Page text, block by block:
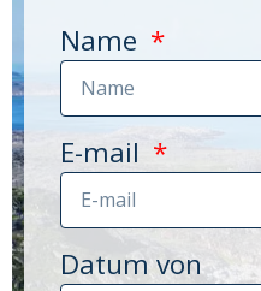
Name
E-mail
Datum von